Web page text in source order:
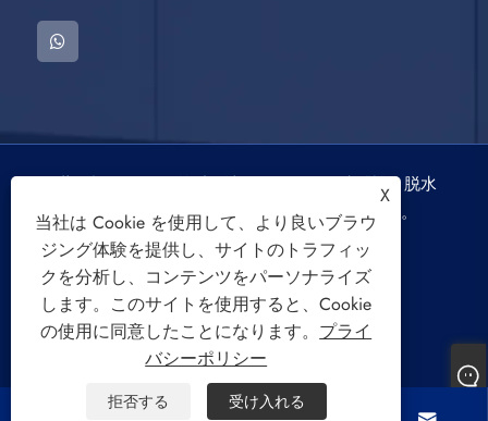
著作権 © 2022 慈渓三迪電器有限公司洗濯機、脱水
機、空冷ファンの著作権はすべて留保されます。
Links Sitemap RSS
XML
プライバシーポリシー
X
当社は Cookie を使用して、より良いブラウ
ジング体験を提供し、サイトのトラフィッ
クを分析し、コンテンツをパーソナライズ
します。このサイトを使用すると、Cookie
の使用に同意したことになります。 プライ
バシーポリシー
拒否する 受け入れる